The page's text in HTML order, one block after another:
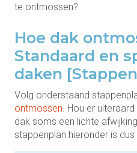
te ontmossen?
Hoe dak
Standaard en
daken
Volg onderstaand
ontmossen . Hou er
dak soms een lichte
stappenplan hieronder is